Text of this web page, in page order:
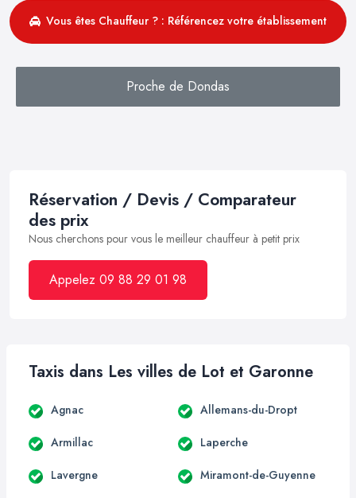
Vous êtes Chauffeur ? : Référencez votre établissement
Proche de Dondas
Réservation / Devis / Comparateur
des prix
Nous cherchons pour vous le meilleur chauffeur à petit prix
Appelez 09 88 29 01 98
Taxis dans Les villes de Lot et Garonne
Agnac Allemans-du-Dropt
Armillac Laperche
Lavergne Miramont-de-Guyenne